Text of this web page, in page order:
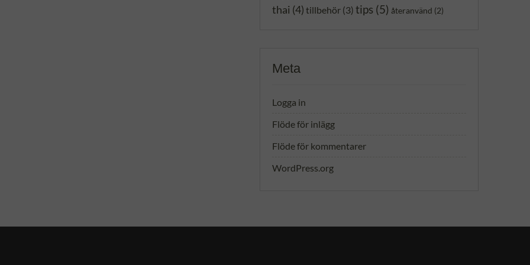
thai (4) tillbehör (3) tips (5) återanvänd (2)
Meta
Logga in
Flöde för inlägg
Flöde för kommentarer
WordPress.org